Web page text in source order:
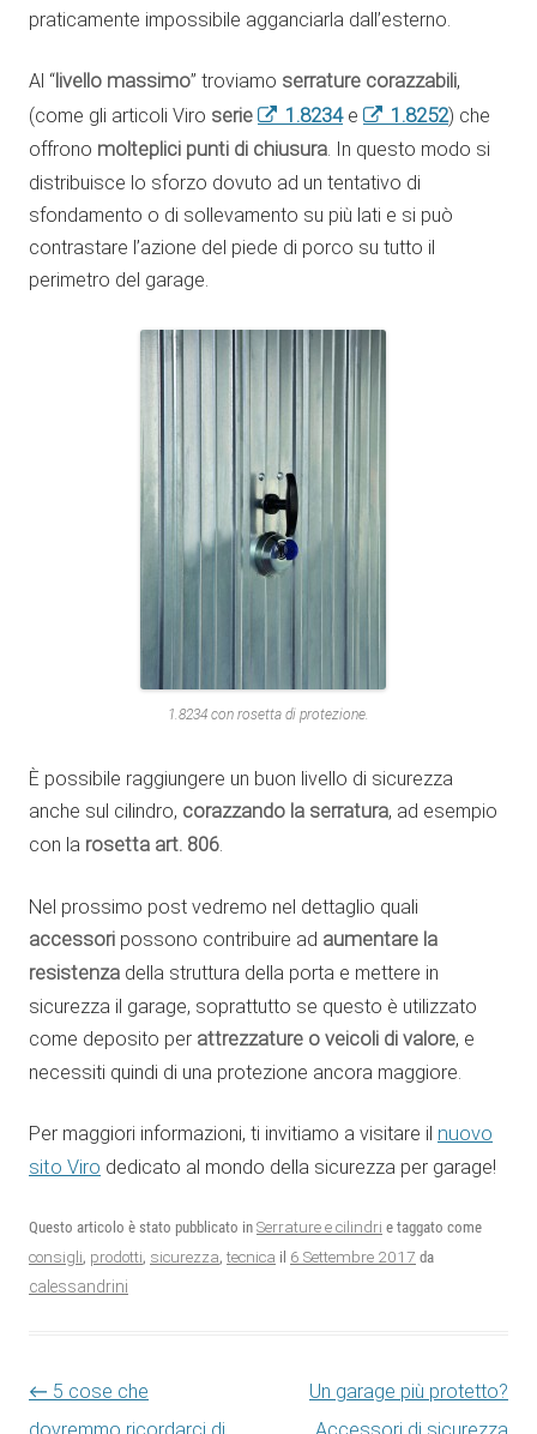
praticamente impossibile agganciarla dall’esterno.
Al “ livello massimo” troviamo serrature corazzabili,
(come gli articoli Viro serie 1.8234e 1.8252) che
offrono molteplici punti di chiusura. In questo modo si
distribuisce lo sforzo dovuto ad un tentativo di
sfondamento o di sollevamento su più lati e si può
contrastare l’azione del piede di porco su tutto il
perimetro del garage.
1.8234 con rosetta di protezione.
È possibile raggiungere un buon livello di sicurezza
anche sul cilindro, corazzando la serratura, ad esempio
con la rosetta art. 806.
Nel prossimo post vedremo nel dettaglio quali
accessori possono contribuire ad aumentare la
resistenza della struttura della porta e mettere in
sicurezza il garage, soprattutto se questo è utilizzato
come deposito per attrezzature o veicoli di valore, e
necessiti quindi di una protezione ancora maggiore.
Per maggiori informazioni, ti invitiamo a visitare il nuovo
sito Viro dedicato al mondo della sicurezza per garage!
Questo articolo è stato pubblicato in Serrature e cilindri e taggato come
consigli, prodotti, sicurezza, tecnica il 6 Settembre 2017 da
calessandrini
Navigazione articolo
← 5 cose che
Un garage più protetto?